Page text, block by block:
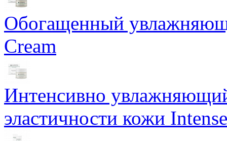
Обогащенный
Cream
Интенсивно
эластичности кожи